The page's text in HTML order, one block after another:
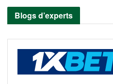
Blogs d’experts